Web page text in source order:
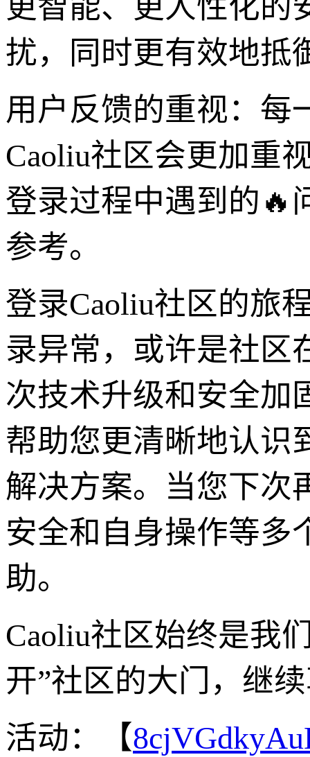
更智能、更人性化的
扰，同时更有效地抵
用户反馈的重视：每
Caoliu社区会更加重
登录过程中遇到的🔥
参考。
登录Caoliu社区的旅
录异常，或许是社区
次技术升级和安全加
帮助您更清晰地认识
解决方案。当您下次
安全和自身操作等多
助。
Caoliu社区始终是我
开”社区的大门，继
活动：【